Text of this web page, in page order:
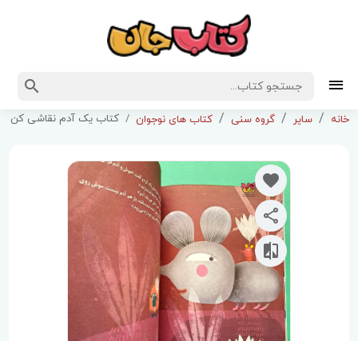
خانه سایر گروه سنی کتاب های نوجوان کتاب یک آدم نقاشی کن